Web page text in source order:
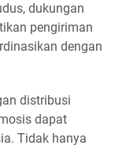
dukungan
pengiriman
dengan
distribusi
dapat
Tidak hanya